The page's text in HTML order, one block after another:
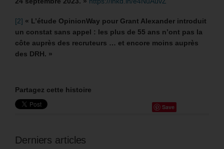
[2] « L’étude OpinionWay pour Grant Alexander introduit
un constat sans appel : les plus de 55 ans n’ont pas la
côte auprès des recruteurs … et encore moins auprès
des DRH. »
Partagez cette histoire
Save
Derniers articles